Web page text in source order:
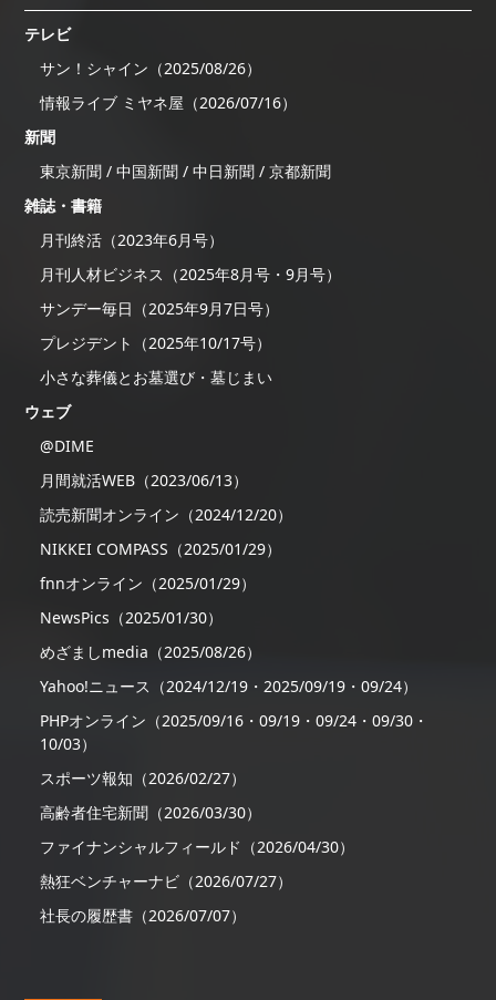
テレビ
サン！シャイン（2025/08/26）
情報ライブ ミヤネ屋（2026/07/16）
新聞
東京新聞 / 中国新聞 / 中日新聞 / 京都新聞
雑誌・書籍
月刊終活（2023年6月号）
月刊人材ビジネス（2025年8月号・9月号）
サンデー毎日（2025年9月7日号）
プレジデント（2025年10/17号）
小さな葬儀とお墓選び・墓じまい
ウェブ
@DIME
月間就活WEB（2023/06/13）
読売新聞オンライン（2024/12/20）
NIKKEI COMPASS（2025/01/29）
fnnオンライン（2025/01/29）
NewsPics（2025/01/30）
めざましmedia（2025/08/26）
Yahoo!ニュース（2024/12/19・2025/09/19・09/24）
PHPオンライン（2025/09/16・09/19・09/24・09/30・
10/03）
スポーツ報知（2026/02/27）
高齢者住宅新聞（2026/03/30）
ファイナンシャルフィールド（2026/04/30）
熱狂ベンチャーナビ（2026/07/27）
社長の履歴書（2026/07/07）